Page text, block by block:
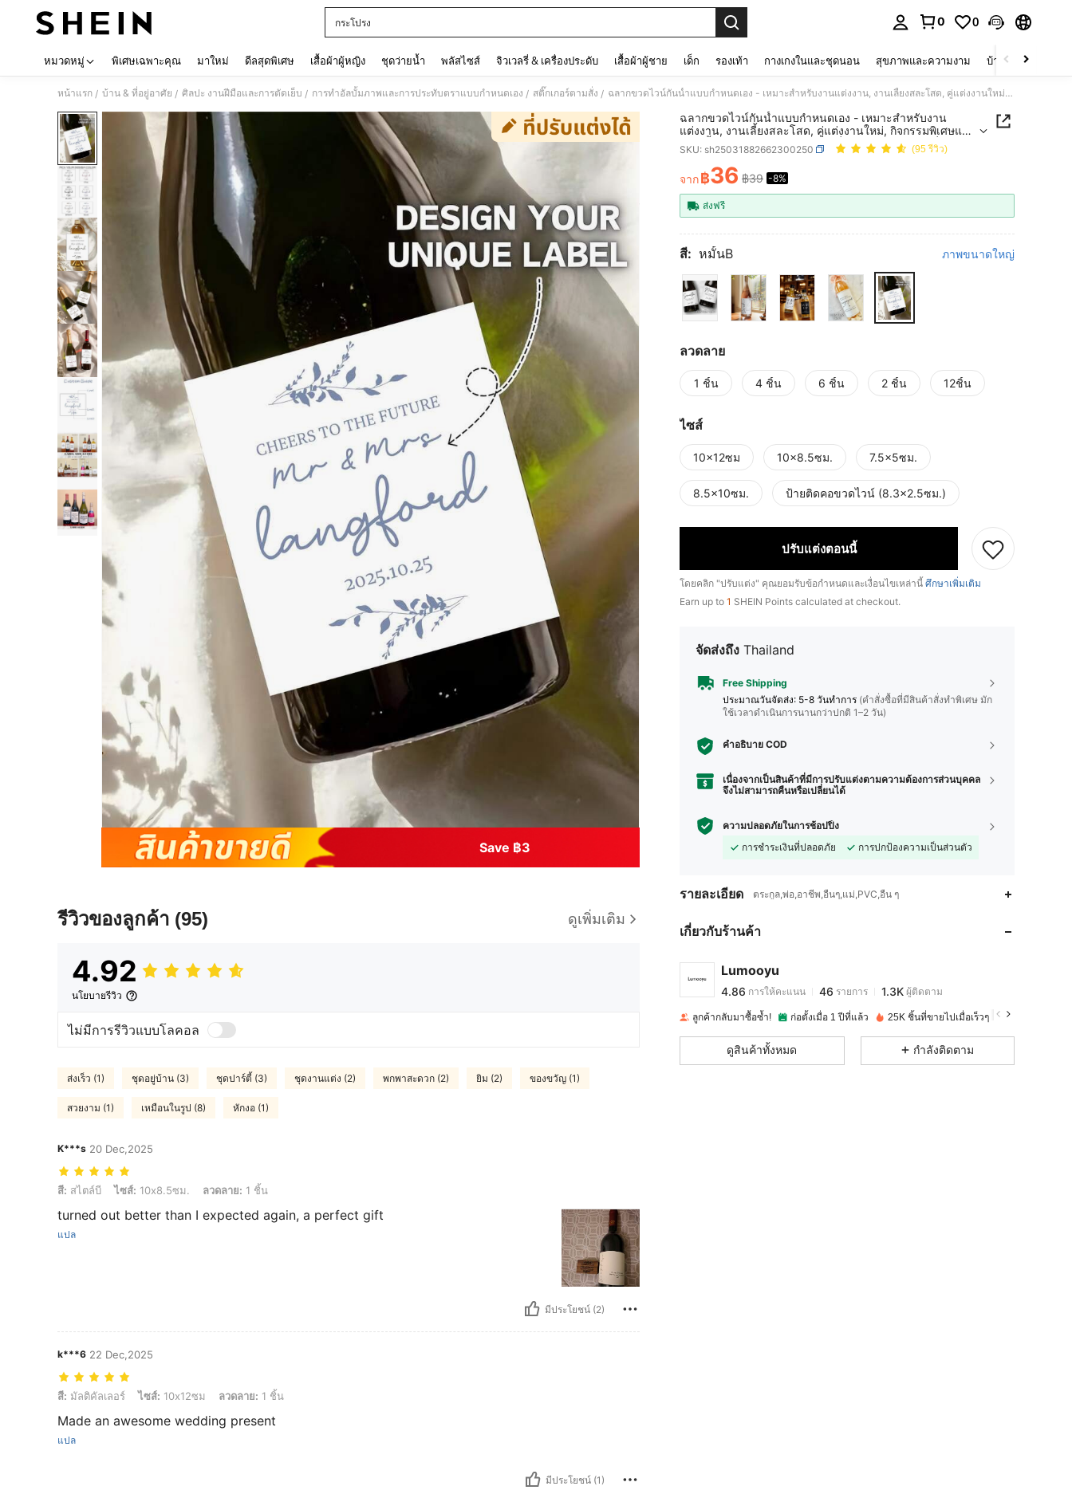
กระโปรง
0 0
หมวดหมู่ พิเศษเฉพาะคุณ มาใหม่ ดีลสุดพิเศษ เสื้อผ้าผู้หญิง ชุดว่ายน้ำ พลัสไซส์ จิวเวลรี่ & เครื่องประดับ เสื้อผ้าผู้ชาย เด็ก รองเท้า กางเกงในและชุดนอน สุขภาพและความงาม บ้านและที่อยู่อาศัย
หน้าแรก / บ้าน & ที่อยู่อาศัย / ศิลปะ งานฝีมือและการตัดเย็บ / การทำอัลบั้มภาพและการประทับตราแบบกำหนดเอง / สติ๊กเกอร์ตามสั่ง / ฉลากขวดไวน์กันน้ำแบบกำหนดเอง - เหมาะสำหรับงานแต่งงาน, งานเลี้ยงสละโสด, คู่แต่งงานใหม่, กิจกรรมพิเศษและงานเลี้ยงวันหยุด ฉลากแชมเปญเพื่อนเจ้าสาว, ฉลากเพื่อนเจ้าสาว, ฉลากเชิญงานแต่งงาน, ฉลากขอเป็นเพื่อนเจ้าสาวขนาดเล็กหรือขนาดเต็ม, ไอเดียกล่องของขวัญ "Be My Bridesmaid", วันขอบคุณพระเจ้า, คริสต์มาส, ของขวัญปีใหม่
Save ฿3
รีวิวของลูกค้า (95) ดูเพิ่มเติม
4.92
นโยบายรีวิว
ไม่มีการรีวิวแบบโลคอล
ส่งเร็ว (1) ชุดอยู่บ้าน (3) ชุดปาร์ตี้ (3) ชุดงานแต่ง (2) พกพาสะดวก (2) ยิม (2) ของขวัญ (1)
สวยงาม (1) เหมือนในรูป (8) หักงอ (1)
K***s 20 Dec,2025
สี: สไตล์บี, ไซส์: 10x8.5ซม., ลวดลาย: 1 ชิ้น
สี: สไตล์บี ไซส์: 10x8.5ซม. ลวดลาย: 1 ชิ้น
turned out better than I expected again, a perfect gift
แปล
มีประโยชน์ (2)
k***6 22 Dec,2025
สี: มัลติคัลเลอร์, ไซส์: 10x12ซม, ลวดลาย: 1 ชิ้น
สี: มัลติคัลเลอร์ ไซส์: 10x12ซม ลวดลาย: 1 ชิ้น
Made an awesome wedding present
แปล
มีประโยชน์ (1)
ฉลากขวดไวน์กันน้ำแบบกำหนดเอง - เหมาะสำหรับงาน
แต่งงาน, งานเลี้ยงสละโสด, คู่แต่งงานใหม่, กิจกรรมพิเศษและ
งานเลี้ยงวันหยุด ฉลากแชมเปญเพื่อนเจ้าสาว, ฉลากเพื่อนเจ้า
สาว, ฉลากเชิญงานแต่งงาน, ฉลากขอเป็นเพื่อนเจ้าสาวขนาด
เล็กหรือขนาดเต็ม, ไอเดียกล่องของขวัญ "Be My
Bridesmaid", วันขอบคุณพระเจ้า, คริสต์มาส, ของขวัญปีใหม่
SKU: sh25031882662300250 (95 รีวิว)
PRICE AND AVAILABILITY
จาก฿36 ฿39 -8%
ส่งฟรี
สี: หมั้นB ภาพขนาดใหญ่
ลวดลาย
1 ชิ้น 4 ชิ้น 6 ชิ้น 2 ชิ้น 12ชิ้น
ไซส์
10x12ซม 10x8.5ซม. 7.5x5ซม.
8.5x10ซม. ป้ายติดคอขวดไวน์ (8.3x2.5ซม.)
ปรับแต่งตอนนี้
โดยคลิก "ปรับแต่ง" คุณยอมรับข้อกำหนดและเงื่อนไขเหล่านี้ ศึกษาเพิ่มเติม
Earn up to 1 SHEIN Points calculated at checkout.
จัดส่งถึง Thailand
Free Shipping
ประมาณวันจัดส่ง: 5-8 วันทำการ (คำสั่งซื้อที่มีสินค้าสั่งทำพิเศษ มัก
ใช้เวลาดำเนินการนานกว่าปกติ 1–2 วัน)
คำอธิบาย COD
เนื่องจากเป็นสินค้าที่มีการปรับแต่งตามความต้องการส่วนบุคคล
จึงไม่สามารถคืนหรือเปลี่ยนได้
ความปลอดภัยในการช้อปปิ้ง
การชำระเงินที่ปลอดภัย
การปกป้องความเป็นส่วนตัว
รายละเอียด ตระกูล,พ่อ,อาชีพ,อื่นๆ,แม่,PVC,อื่น ๆ
เกี่ยวกับร้านค้า
Lumooyu
4.86 46 1.3K
4.86
R***Gจ่าย 1 วันที่ผ่านมา
ลูกค้ากลับมาซื้อซ้ำ! ก่อตั้งเมื่อ 1 ปีที่แล้ว 25K ชิ้นที่ขายไปเมื่อเร็วๆ นี้
ดูสินค้าทั้งหมด กำลังติดตาม